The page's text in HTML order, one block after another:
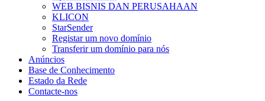
WEB BISNIS DAN PERUSAHAAN
KLICON
StarSender
Registar um novo domínio
Transferir um domínio para nós
Anúncios
Base de Conhecimento
Estado da Rede
Contacte-nos